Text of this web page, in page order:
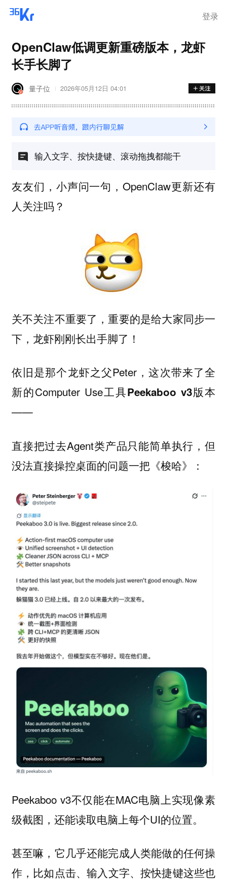
登录
OpenClaw低调更新重磅版本，龙虾
长手长脚了
量子位 2026年05月12日 04:01
输入文字、按快捷键、滚动拖拽都能干
友友们，小声问一句，OpenClaw更新还有
人关注吗？
关不关注不重要了，重要的是给大家同步一
下，龙虾刚刚长出手脚了！
依旧是那个龙虾之父Peter，这次带来了全
新的Computer Use工具Peekaboo v3版本
——
直接把过去Agent类产品只能简单执行，但
没法直接操控桌面的问题一把《梭哈》：
Peekaboo v3不仅能在MAC电脑上实现像素
级截图 ，还能读取电脑上每个UI的位置。
甚至嘛，它几乎还能完成人类能做的任何操
作，比如点击、输入文字、按快捷键这些也